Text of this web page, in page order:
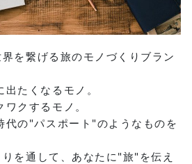
を繋げる旅のモノづくりブラン
たくなるモノ。
クするモノ。
代の"パスポート"のようなものを
を通して、あなたに"旅"を伝え